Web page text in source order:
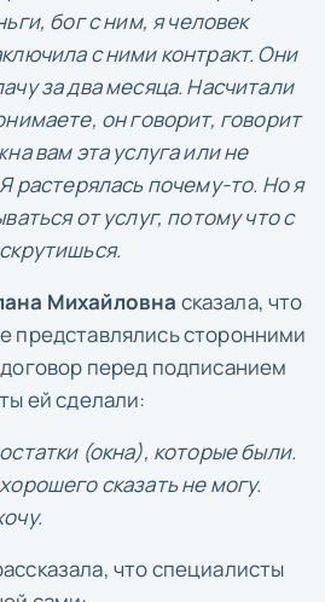
бог с ним, я человек
с ними контракт. Они
за два месяца. Насчитали
он говорит, говорит
вам эта услуга или не
растерялась почему-то. Но я
от услуг, потому что с
Михайловна сказала, что
представлялись сторонними
перед подписанием
ей сделали:
(окна), которые были.
сказать не могу.
что специалисты